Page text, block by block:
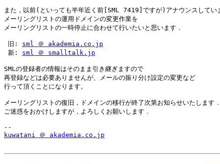
また，以前(といっても半年近く前[SML 7419]ですが)アナウンスしてい
メーリングリストの運用ドメインの変更作業を
メーリングリストの一時停止に合わせて行いたいと思います．
旧: sml ＠ akademia.co.jp
新: sml ＠ smalltalk.jp
SMLの登録者の情報はそのまま引き継ぎますので
再登録などは必要ありませんが、メールの振り分け設定の変更など
行って頂くことになります。
メーリングリストの復旧，ドメインの移行が終了次第お知らせいたします
ご迷惑をおかけしますが，よろしくお願いします．
kuwatani ＠ akademia.co.jp